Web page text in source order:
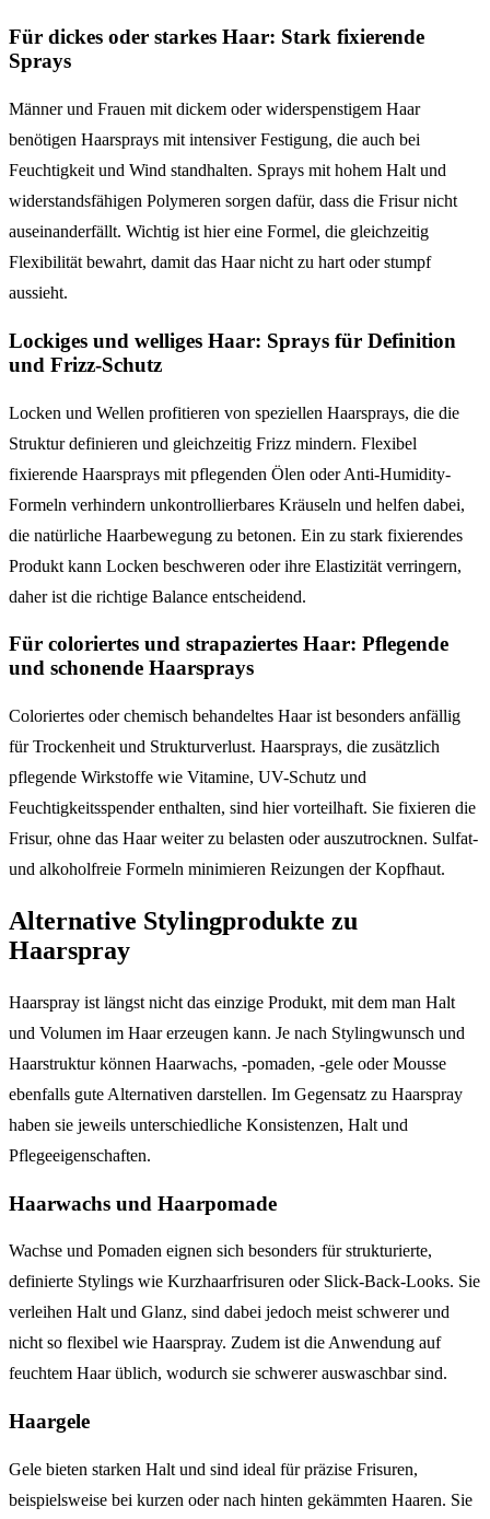
Für dickes oder starkes Haar: Stark fixierende
Sprays
Männer und Frauen mit dickem oder widerspenstigem Haar
benötigen Haarsprays mit intensiver Festigung, die auch bei
Feuchtigkeit und Wind standhalten. Sprays mit hohem Halt und
widerstandsfähigen Polymeren sorgen dafür, dass die Frisur nicht
auseinanderfällt. Wichtig ist hier eine Formel, die gleichzeitig
Flexibilität bewahrt, damit das Haar nicht zu hart oder stumpf
aussieht.
Lockiges und welliges Haar: Sprays für Definition
und Frizz-Schutz
Locken und Wellen profitieren von speziellen Haarsprays, die die
Struktur definieren und gleichzeitig Frizz mindern. Flexibel
fixierende Haarsprays mit pflegenden Ölen oder Anti-Humidity-
Formeln verhindern unkontrollierbares Kräuseln und helfen dabei,
die natürliche Haarbewegung zu betonen. Ein zu stark fixierendes
Produkt kann Locken beschweren oder ihre Elastizität verringern,
daher ist die richtige Balance entscheidend.
Für coloriertes und strapaziertes Haar: Pflegende
und schonende Haarsprays
Coloriertes oder chemisch behandeltes Haar ist besonders anfällig
für Trockenheit und Strukturverlust. Haarsprays, die zusätzlich
pflegende Wirkstoffe wie Vitamine, UV-Schutz und
Feuchtigkeitsspender enthalten, sind hier vorteilhaft. Sie fixieren die
Frisur, ohne das Haar weiter zu belasten oder auszutrocknen. Sulfat-
und alkoholfreie Formeln minimieren Reizungen der Kopfhaut.
Alternative Stylingprodukte zu
Haarspray
Haarspray ist längst nicht das einzige Produkt, mit dem man Halt
und Volumen im Haar erzeugen kann. Je nach Stylingwunsch und
Haarstruktur können Haarwachs, -pomaden, -gele oder Mousse
ebenfalls gute Alternativen darstellen. Im Gegensatz zu Haarspray
haben sie jeweils unterschiedliche Konsistenzen, Halt und
Pflegeeigenschaften.
Haarwachs und Haarpomade
Wachse und Pomaden eignen sich besonders für strukturierte,
definierte Stylings wie Kurzhaarfrisuren oder Slick-Back-Looks. Sie
verleihen Halt und Glanz, sind dabei jedoch meist schwerer und
nicht so flexibel wie Haarspray. Zudem ist die Anwendung auf
feuchtem Haar üblich, wodurch sie schwerer auswaschbar sind.
Haargele
Gele bieten starken Halt und sind ideal für präzise Frisuren,
beispielsweise bei kurzen oder nach hinten gekämmten Haaren. Sie